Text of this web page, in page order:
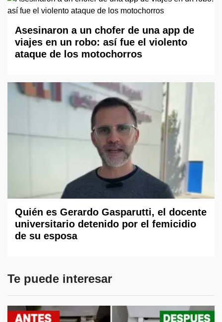
Asesinaron a un chofer de una app de
viajes en un robo: así fue el violento
ataque de los motochorros
Quién es Gerardo Gasparutti, el docente
universitario detenido por el femicidio
de su esposa
Te puede interesar